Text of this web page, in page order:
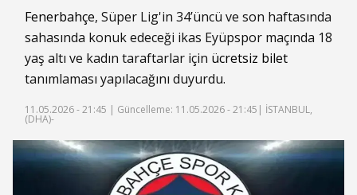
Fenerbahçe, Süper Lig'in 34’üncü ve son haftasında
sahasında konuk edeceği ikas Eyüpspor maçında 18
yaş altı ve kadın taraftarlar için ücretsiz bilet
tanımlaması yapılacağını duyurdu.
11.05.2026 - 21:45 | Güncelleme: 11.05.2026 - 21:45 | İSTANBUL,
(DHA)-